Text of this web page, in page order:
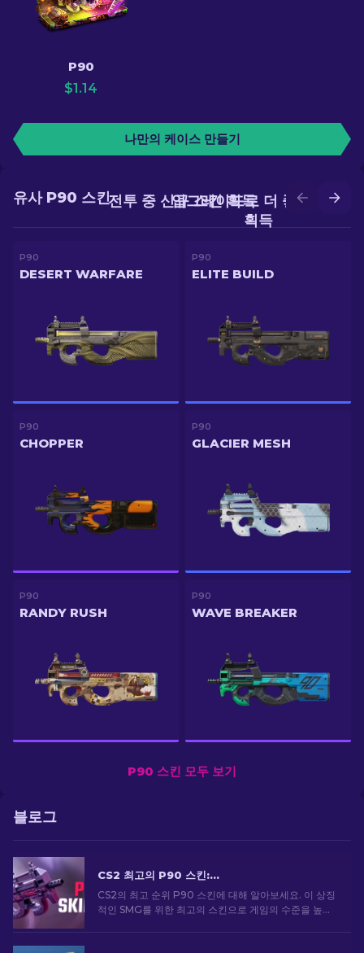
P90
$1.14
나만의 케이스 만들기
업그레이드로 더 좋은 스킨
획득
전투 중 신규 스킨 획득
유사 P90 스킨
P90
DESERT WARFARE
P90
ELITE BUILD
P90
CHOPPER
P90
GLACIER MESH
P90
RANDY RUSH
P90
WAVE BREAKER
P90 스킨 모두 보기
블로그
CS2 최고의 P90 스킨: 순위 [2026]
CS2의 최고 순위 P90 스킨에 대해 알아보세요. 이 상징
적인 SMG를 위한 최고의 스킨으로 게임의 수준을 높이